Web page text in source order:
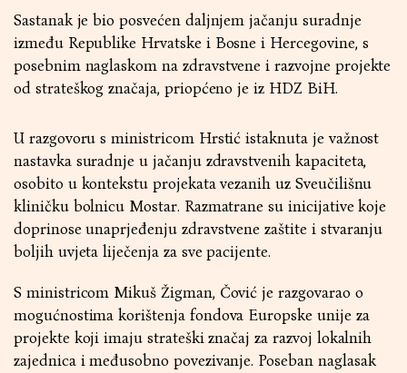
Sastanak je bio posvećen daljnjem jačanju suradnje
između Republike Hrvatske i Bosne i Hercegovine, s
posebnim naglaskom na zdravstvene i razvojne projekte
od strateškog značaja, priopćeno je iz HDZ BiH.
U razgovoru s ministricom Hrstić istaknuta je važnost
nastavka suradnje u jačanju zdravstvenih kapaciteta,
osobito u kontekstu projekata vezanih uz Sveučilišnu
kliničku bolnicu Mostar. Razmatrane su inicijative koje
doprinose unaprjeđenju zdravstvene zaštite i stvaranju
boljih uvjeta liječenja za sve pacijente.
S ministricom Mikuš Žigman, Čović je razgovarao o
mogućnostima korištenja fondova Europske unije za
projekte koji imaju strateški značaj za razvoj lokalnih
zajednica i međusobno povezivanje. Poseban naglasak